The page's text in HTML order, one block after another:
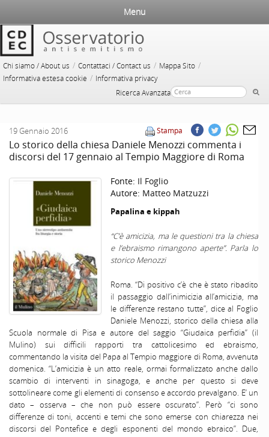
Chi siamo / About us / Contattaci / Contact us / Mappa Sito /
Informativa estesa cookie / Informativa privacy
Ricerca Avanzata
Menu
Stampa
19 Gennaio 2016
Lo storico della chiesa Daniele Menozzi commenta i
discorsi del 17 gennaio al Tempio Maggiore di Roma
Fonte: Il Foglio
Autore: Matteo Matzuzzi
Papalina e kippah
“C’è amicizia, ma le questioni tra la chiesa
e l’ebraismo rimangono aperte”. Parla lo
storico Menozzi
Roma. “Di positivo c’è che è stato ribadito
il passaggio dall’inimicizia all’amicizia, ma
le differenze restano tutte”, dice al Foglio
Daniele Menozzi, storico della chiesa alla
Scuola normale di Pisa e autore del saggio “Giudaica perfidia” (il
Mulino) sui difficili rapporti tra cattolicesimo ed ebraismo,
commentando la visita del Papa al Tempio maggiore di Roma, avvenuta
domenica. “L’amicizia è un atto reale, ormai formalizzato anche dallo
scambio di interventi in sinagoga, e anche per questo si deve
sottolineare come gli elementi di consenso e accordo prevalgano. E’ un
dato – osserva – che non può essere oscurato”. Però “ci sono
differenze di toni, accenti e temi che sono emerse con chiarezza nei
discorsi del Pontefice e degli esponenti del mondo ebraico”. Due,